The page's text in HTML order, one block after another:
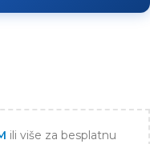
ili više za besplatnu